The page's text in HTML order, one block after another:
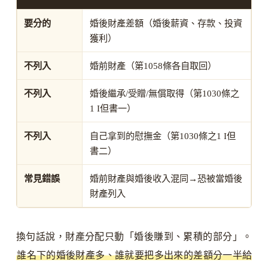
要分的
婚後財產差額（婚後薪資、存款、投資
獲利）
不列入 婚前財產（第1058條各自取回）
不列入
婚後繼承/受贈/無償取得（第1030條之
1 I但書一）
不列入
自己拿到的慰撫金（第1030條之1 I但
書二）
常見錯誤
婚前財產與婚後收入混同→恐被當婚後
財產列入
換句話說，財產分配只動「婚後賺到、累積的部分」。
誰名下的婚後財產多、誰就要把多出來的差額分一半給